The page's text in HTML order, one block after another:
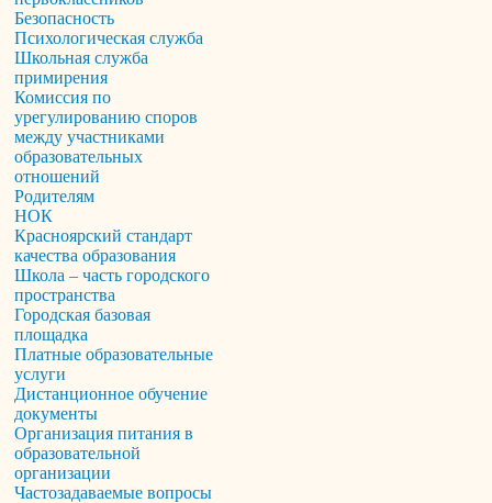
Безопасность
Психологическая служба
Школьная служба
примирения
Комиссия по
урегулированию споров
между участниками
образовательных
отношений
Родителям
НОК
Красноярский стандарт
качества образования
Школа – часть городского
пространства
Городская базовая
площадка
Платные образовательные
услуги
Дистанционное обучение
документы
Организация питания в
образовательной
организации
Частозадаваемые вопросы